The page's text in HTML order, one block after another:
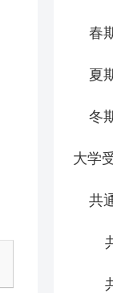
春
夏
冬
大学
共